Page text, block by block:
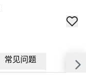
常见问题